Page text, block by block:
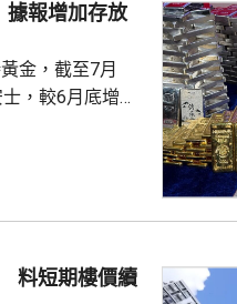
度專家技能與真
的科研項目，並
報增加存放
金，截至7月
，較6月底增加
要的黃金交易中
港上月啟
行行長潘功勝在
料短期樓價續